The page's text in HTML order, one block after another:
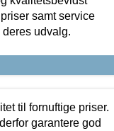
samt service
udvalg.
til fornuftige priser.
garantere god